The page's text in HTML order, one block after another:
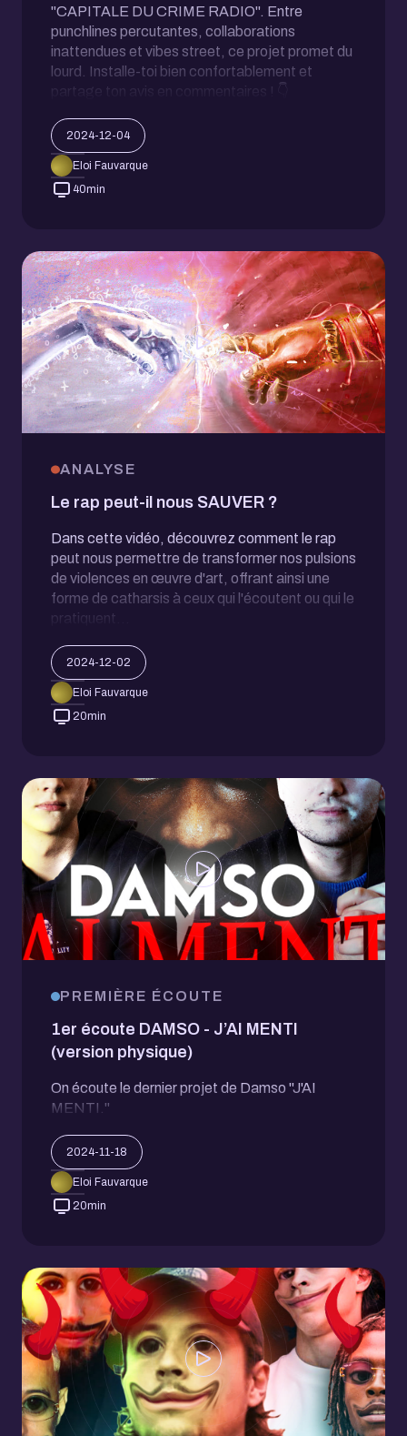
"CAPITALE DU CRIME RADIO". Entre
punchlines percutantes, collaborations
inattendues et vibes street, ce projet promet du
lourd. Installe-toi bien confortablement et
partage ton avis en commentaires ! 👇
2024-12-04
Eloi Fauvarque
40min
ANALYSE
Le rap peut-il nous SAUVER ?
Dans cette vidéo, découvrez comment le rap
peut nous permettre de transformer nos pulsions
de violences en œuvre d'art, offrant ainsi une
forme de catharsis à ceux qui l'écoutent ou qui le
pratiquent...
2024-12-02
Eloi Fauvarque
20min
PREMIÈRE ÉCOUTE
1er écoute DAMSO - J’AI MENTI
(version physique)
On écoute le dernier projet de Damso "J'AI
MENTI."
2024-11-18
Eloi Fauvarque
20min